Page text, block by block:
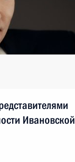
Ивановской